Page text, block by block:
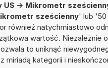
US -> Mikrometr
sześcienny' lub '50
również natychmiastowo
wartość. Niezależnie
to uniknąć
miriadą kategorii i